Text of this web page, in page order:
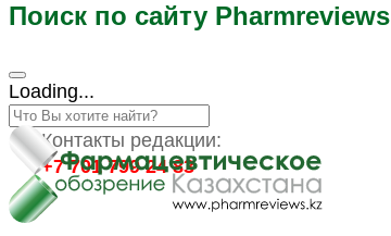
Поиск по сайту Pharmreviews
Loading...
Контакты редакции:
+7 701 799 24 83